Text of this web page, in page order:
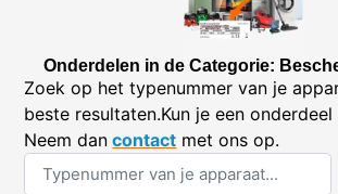
Onderdelen in de Categorie:
Zoek op het typenummer van je
beste resultaten.Kun je een
Neem dan contact met ons op.